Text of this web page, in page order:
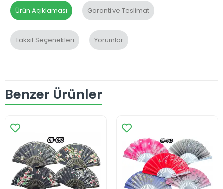
Ürün Açıklaması Garanti ve Teslimat
Taksit Seçenekleri Yorumlar
Benzer Ürünler